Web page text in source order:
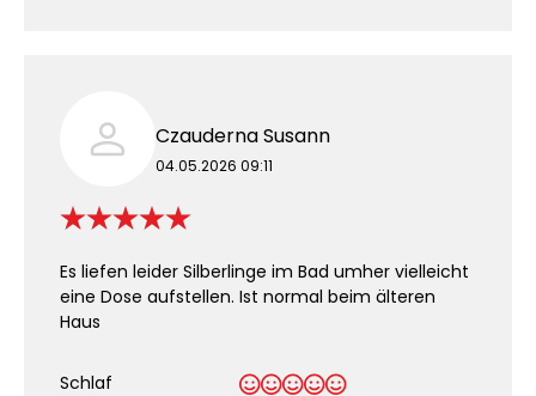
Czauderna Susann
04.05.2026 09:11
Es liefen leider Silberlinge im Bad umher vielleicht
eine Dose aufstellen. Ist normal beim älteren
Haus
Schlaf